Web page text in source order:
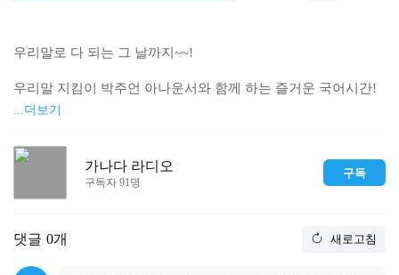
우리말로 다 되는 그 날까지~~!
우리말 지킴이 박주언 아나운서와 함께 하는 즐거운 국어시간!
1. 여는 말 : '화창한 봄'과 관련된 순우리말 - 명지바람, 꽃바람,
              택배의 순화어는?
3. 마음에 들린다 : 잭 캔필드 - '영혼을 위한 닭고기 스프'
...더보기
가나다 라디오
구독자 91명
구독
댓글 0개 새로고침